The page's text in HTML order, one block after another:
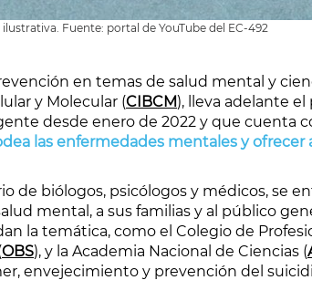
Fuente: portal de YouTube del EC-492
en temas de salud mental y
y Molecular (CIBCM), lleva adelante el
desde enero de 2022 y que cuenta
las enfermedades mentales y ofrecer
de biólogos, psicólogos y médicos, se
mental, a sus familias y al público
la temática, como el Colegio de
OBS), y la Academia Nacional de Ciencias (
envejecimiento y prevención del